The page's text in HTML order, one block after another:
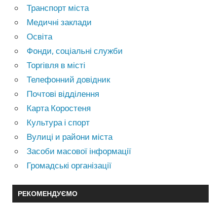
Транспорт міста
Медичні заклади
Освіта
Фонди, соціальні служби
Торгівля в місті
Телефонний довідник
Почтові відділення
Карта Коростеня
Культура і спорт
Вулиці и райони міста
Засоби масової інформації
Громадські організації
РЕКОМЕНДУЄМО